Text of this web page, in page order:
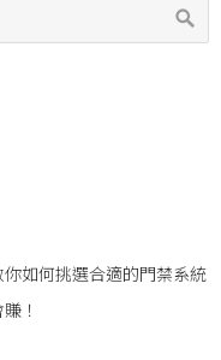
如何挑選合適的門禁系統
！